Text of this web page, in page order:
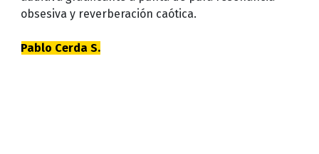
obsesiva y reverberación caótica.
Pablo Cerda S.